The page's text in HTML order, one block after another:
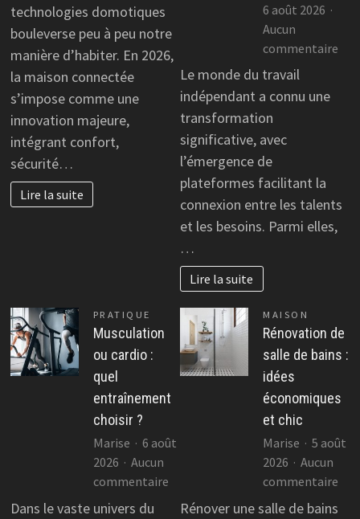
maison
connectée
technologies domotiques
bouleverse peu à peu notre
manière d’habiter. En 2026,
la maison connectée
s’impose comme une
innovation majeure,
intégrant confort,
sécurité…
Lire la suite
6 août 2026
Aucun
commentaire
Le monde du travail
indépendant a connu une
transformation
significative, avec
l’émergence de
plateformes facilitant la
connexion entre les talents
et les besoins. Parmi elles,
…
Lire la suite
PRATIQUE
Musculation
ou cardio :
quel
entraînement
choisir ?
Marise
6 août
2026
Aucun
commentairesur
Musculation
Dans le vaste univers du
MAISON
Rénovation de
salle de bains :
idées
économiques
et chic
Marise
5 août
2026
Aucun
commentaire
Rénover une salle de bains